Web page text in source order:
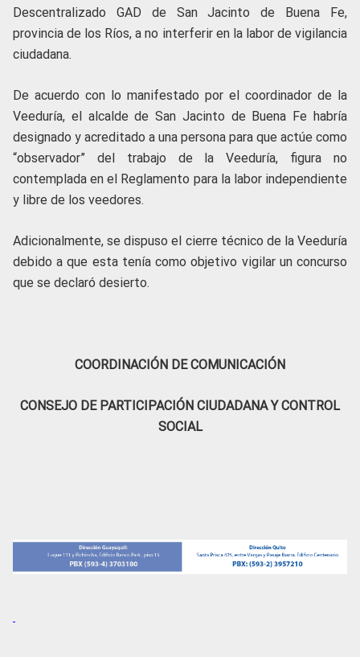
Descentralizado GAD de San Jacinto de Buena Fe,
provincia de los Ríos, a no interferir en la labor de vigilancia
ciudadana.
De acuerdo con lo manifestado por el coordinador de la
Veeduría, el alcalde de San Jacinto de Buena Fe habría
designado y acreditado a una persona para que actúe como
“observador” del trabajo de la Veeduría, figura no
contemplada en el Reglamento para la labor independiente
y libre de los veedores.
Adicionalmente, se dispuso el cierre técnico de la Veeduría
debido a que esta tenía como objetivo vigilar un concurso
que se declaró desierto.
COORDINACIÓN DE COMUNICACIÓN
CONSEJO DE PARTICIPACIÓN CIUDADANA Y CONTROL
SOCIAL